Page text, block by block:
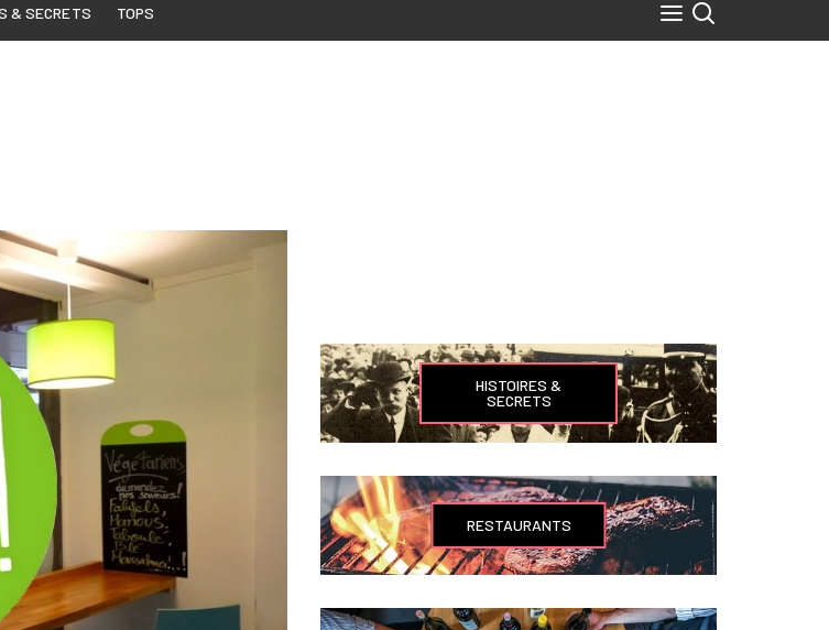
& SECRETS TOPS
HISTOIRES &
SECRETS
RESTAURANTS